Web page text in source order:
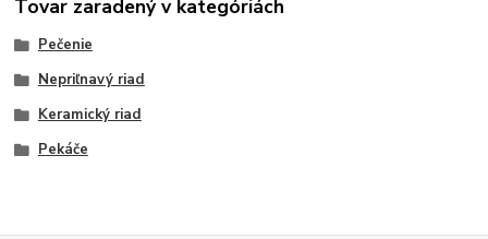
Tovar zaradený v kategóriách
Pečenie
Nepriľnavý riad
Keramický riad
Pekáče